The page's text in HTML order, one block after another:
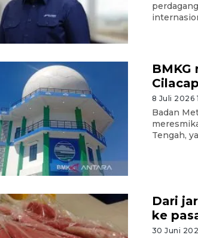
BMKG
8 Juli 2026
Badan
Tengah,
Dari
ke
30 Juni